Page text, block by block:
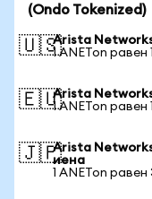
(Ondo Tokenized)
🇺🇸Arista
1 ANETon равен
🇪🇺Arista
1 ANETon равен
🇯🇵Arista
иена
1 ANETon